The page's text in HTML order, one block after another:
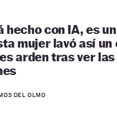
hecho con IA, es
mujer lavó así un
arden tras ver las
DEL OLMO